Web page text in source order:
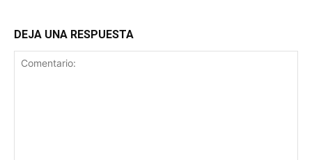
DEJA UNA RESPUESTA